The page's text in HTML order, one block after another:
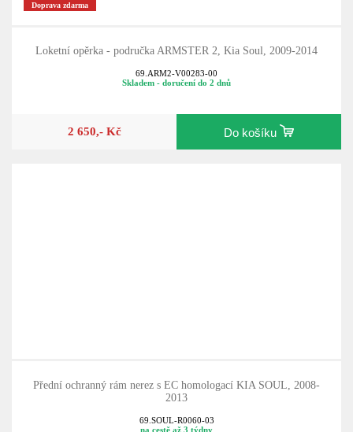
Doprava zdarma
Loketní opěrka - područka ARMSTER 2, Kia Soul, 2009-2014
69.ARM2-V00283-00
Skladem - doručení do 2 dnů
2 650,- Kč Do košíku
Přední ochranný rám nerez s EC homologací KIA SOUL, 2008-
2013
69.SOUL-R0060-03
na cestě až 3 týdny